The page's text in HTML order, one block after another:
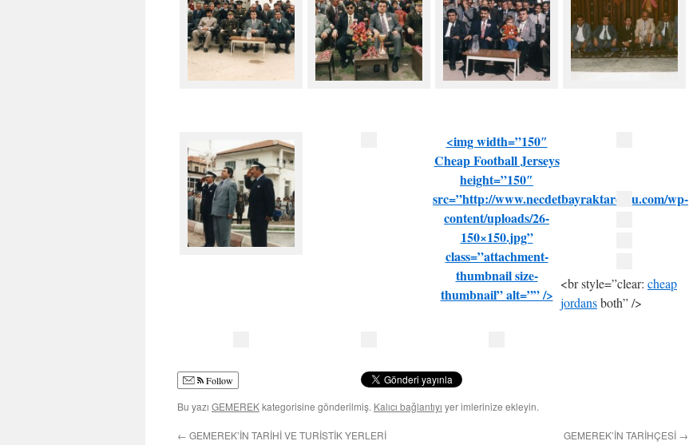
<img width=”150″
Cheap Football Jerseys
height=”150″
src=”http://www.necdetbayraktaroglu.com/wp-
content/uploads/26-
150×150.jpg”
class=”attachment-
thumbnail size-
thumbnail” alt=”” />
<br style=”clear: cheap
jordansboth” />
Follow
Bu yazı GEMEREKkategorisine gönderilmiş. Kalıcı bağlantıyı yer imlerinize ekleyin.
← GEMEREK’İN TARİHİ VE TURİSTİK YERLERİ GEMEREK’İN TARİHÇESİ →